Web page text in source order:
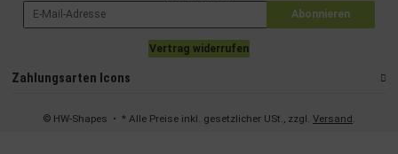
Abonnieren
Vertrag widerrufen
Zahlungsarten Icons
© HW-Shapes • * Alle Preise inkl. gesetzlicher USt., zzgl. Versand